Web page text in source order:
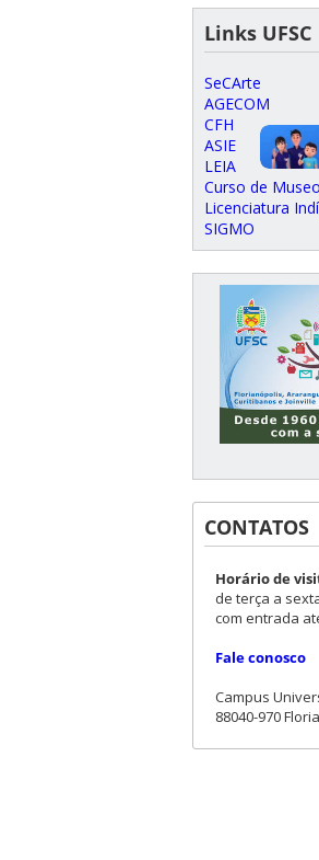
Links UFSC
SeCArte
AGECOM
CFH
ASIE
LEIA
Curso de
Licenciatura
SIGMO
CONTATOS
Horário de
de terça a
com entrada
Fale conosco
Campus
88040-970